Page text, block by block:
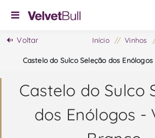
Voltar Início / Vinhos
Castelo do Sulco Seleção dos
Castelo do Sulco
dos Enólogos -